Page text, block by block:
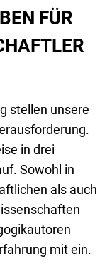
FÜR
stellen unsere
in drei
Sowohl in
als auch
mit ein.